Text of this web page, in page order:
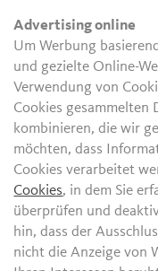
Advertising online
Um Werbung
und gezielte Online-
Verwendung von
Cookies gesammelten
kombinieren, die wir
möchten, dass
Cookies verarbeitet
Cookies, in dem Sie
überprüfen und
hin, dass der
nicht die Anzeige von